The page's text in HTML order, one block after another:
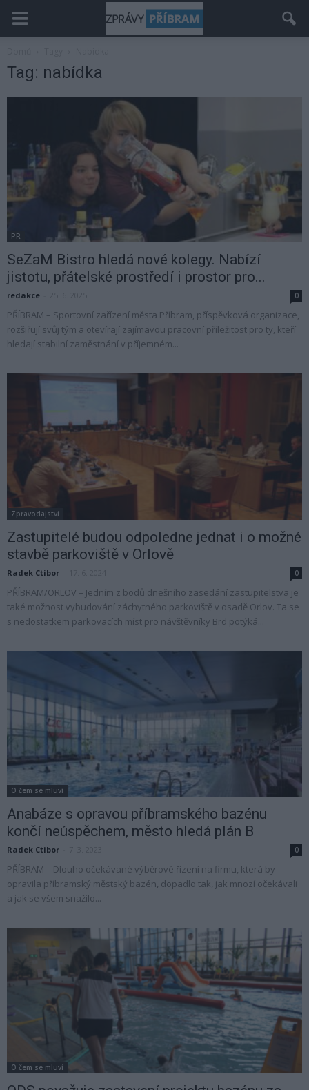
Tag: nabídka
PR
SeZaM Bistro hledá nové kolegy. Nabízí
jistotu, přátelské prostředí i prostor pro...
redakce 0
PŘÍBRAM – Sportovní zařízení města Příbram, příspěvková organizace,
rozšiřují svůj tým a otevírají zajímavou pracovní příležitost pro ty, kteří
hledají stabilní zaměstnání v příjemném...
Zpravodajství
Zastupitelé budou odpoledne jednat i o možné
stavbě parkoviště v Orlově
Radek Ctibor 0
PŘÍBRAM/ORLOV – Jedním z bodů dnešního zasedání zastupitelstva je
také možnost vybudování záchytného parkoviště v osadě Orlov. Ta se
s nedostatkem parkovacích míst pro návštěvníky Brd potýká...
O čem se mluví
Anabáze s opravou příbramského bazénu
končí neúspěchem, město hledá plán B
Radek Ctibor 0
PŘÍBRAM – Dlouho očekávané výběrové řízení na firmu, která by
opravila příbramský městský bazén, dopadlo tak, jak mnozí očekávali
a jak se všem snažilo...
O čem se mluví